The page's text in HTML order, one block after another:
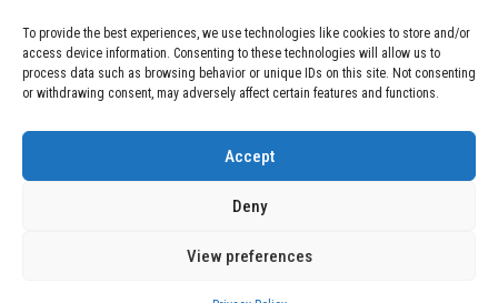
To provide the best experiences, we use technologies like cookies to store and/or
access device information. Consenting to these technologies will allow us to
process data such as browsing behavior or unique IDs on this site. Not consenting
or withdrawing consent, may adversely affect certain features and functions.
Accept
Deny
View preferences